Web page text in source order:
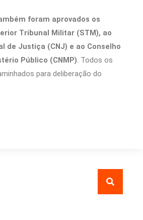
foram aprovados os
Tribunal Militar (STM), ao
de Justiça (CNJ) e ao Conselho
Público (CNMP). Todos os
para deliberação do